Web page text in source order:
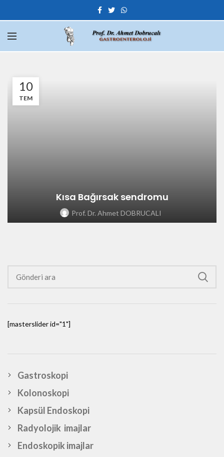
10
TEM
Kısa Bağırsak sendromu
Prof. Dr. Ahmet DOBRUCALI
[masterslider id="1"]
Gastroskopi
Kolonoskopi
Kapsül Endoskopi
Radyolojik imajlar
Endoskopik imajlar